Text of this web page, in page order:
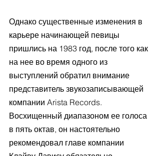
Однако существенные изменения в
карьере начинающей певицы
пришлись на 1983 год, после того как
на нее во время одного из
выступлений обратил внимание
представитель звукозаписывающей
компании Arista Records.
Восхищенный диапазоном ее голоса
в пять октав, он настоятельно
рекомендовал главе компании